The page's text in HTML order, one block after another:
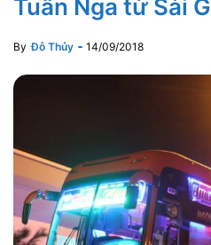
Tuấn Nga từ Sài
By Đỗ Thủy 14/09/2018